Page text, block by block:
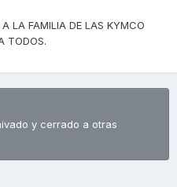
LA FAMILIA DE LAS KYMCO
TODOS.
y cerrado a otras